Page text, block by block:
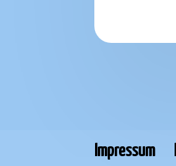
Impressum